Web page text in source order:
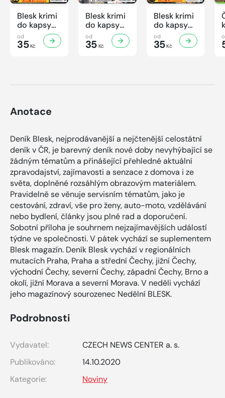
Blesk krimi
do kapsy
č.7/2026
od
35Kč
Blesk krimi
do kapsy
č.6/2026
od
35Kč
Blesk krimi
do kapsy
č.5/2026
od
35Kč
Anotace
Deník Blesk, nejprodávanější a nejčtenější celostátní
deník v ČR, je barevný deník nové doby nevyhýbající se
žádným tématům a přinášející přehledné aktuální
zpravodajství, zajímavosti a senzace z domova i ze
světa, doplněné rozsáhlým obrazovým materiálem.
Pravidelně se věnuje servisním tématům, jako je
cestování, zdraví, vše pro ženy, auto-moto, vzdělávání
nebo bydlení, články jsou plné rad a doporučení.
Sobotní příloha je souhrnem nejzajímavějších událostí
týdne ve společnosti. V pátek vychází se suplementem
Blesk magazín. Deník Blesk vychází v regionálních
mutacích Praha, Praha a střední Čechy, jižní Čechy,
východní Čechy, severní Čechy, západní Čechy, Brno a
okolí, jižní Morava a severní Morava. V neděli vychází
jeho magazínový sourozenec Nedělní BLESK.
Podrobnosti
Vydavatel:
CZECH NEWS CENTER a. s.
Publikováno:
14.10.2020
Kategorie:
Noviny